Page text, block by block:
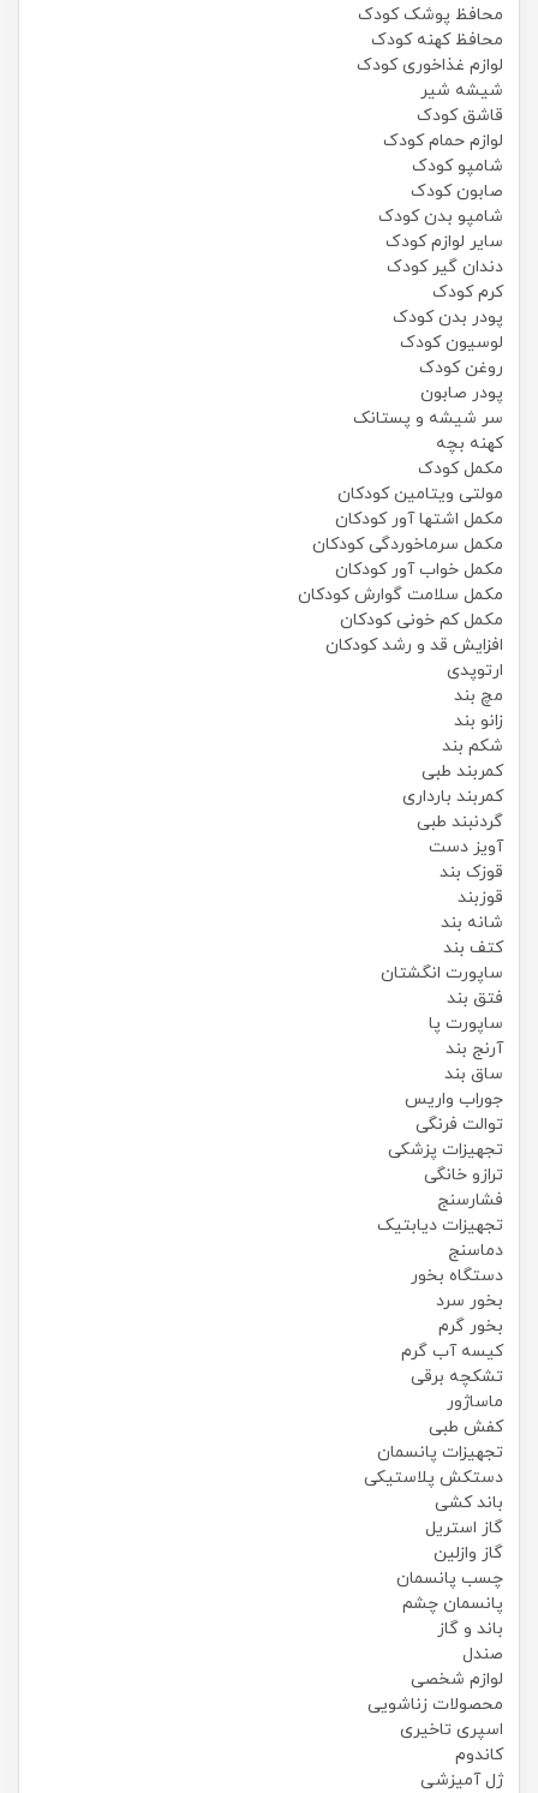
محافظ پوشک کودک
محافظ کهنه کودک
لوازم غذاخوری کودک
شیشه شیر
قاشق کودک
لوازم حمام کودک
شامپو کودک
صابون کودک
شامپو بدن کودک
سایر لوازم کودک
دندان گیر کودک
کرم کودک
پودر بدن کودک
لوسیون کودک
روغن کودک
پودر صابون
سر شیشه و پستانک
کهنه بچه
مکمل کودک
مولتی ویتامین کودکان
مکمل اشتها آور کودکان
مکمل سرماخوردگی کودکان
مکمل خواب آور کودکان
مکمل سلامت گوارش کودکان
مکمل کم خونی کودکان
افزایش قد و رشد کودکان
ارتوپدی
مچ بند
زانو بند
شکم بند
کمربند طبی
کمربند بارداری
گردنبند طبی
آویز دست
قوزک بند
قوزبند
شانه بند
کتف بند
ساپورت انگشتان
فتق بند
ساپورت پا
آرنج بند
ساق بند
جوراب واریس
توالت فرنگی
تجهیزات پزشکی
ترازو خانگی
فشارسنج
تجهیزات دیابتیک
دماسنج
دستگاه بخور
بخور سرد
بخور گرم
کیسه آب گرم
تشکچه برقی
ماساژور
کفش طبی
تجهیزات پانسمان
دستکش پلاستیکی
باند کشی
گاز استریل
گاز وازلین
چسب پانسمان
پانسمان چشم
باند و گاز
صندل
لوازم شخصی
محصولات زناشویی
اسپری تاخیری
کاندوم
ژل آمیزشی